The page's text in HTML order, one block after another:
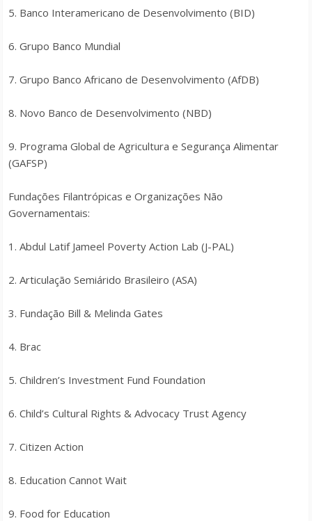
5. Banco Interamericano de Desenvolvimento (BID)
6. Grupo Banco Mundial
7. Grupo Banco Africano de Desenvolvimento (AfDB)
8. Novo Banco de Desenvolvimento (NBD)
9. Programa Global de Agricultura e Segurança Alimentar
(GAFSP)
Fundações Filantrópicas e Organizações Não
Governamentais:
1. Abdul Latif Jameel Poverty Action Lab (J-PAL)
2. Articulação Semiárido Brasileiro (ASA)
3. Fundação Bill & Melinda Gates
4. Brac
5. Children’s Investment Fund Foundation
6. Child’s Cultural Rights & Advocacy Trust Agency
7. Citizen Action
8. Education Cannot Wait
9. Food for Education